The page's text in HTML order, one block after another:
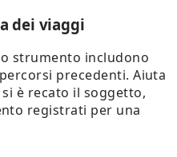
dei viaggi
strumento includono
precedenti. Aiuta
è recato il soggetto,
registrati per una